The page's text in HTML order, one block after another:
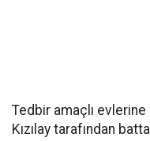
Tedbir amaçlı
Kızılay tarafından